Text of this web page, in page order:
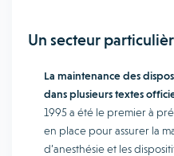
Un secteur
La maintenance des
dans plusieurs textes
1995 a été le premier à
en place pour assurer la
d’anesthésie et les